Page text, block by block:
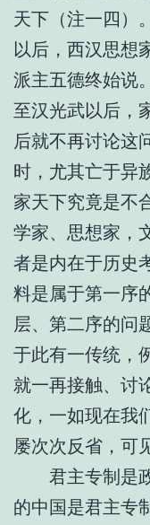
天下（注一四）
以后，西汉思想
派主五德终始说
至汉光武以后，
后就不再讨论这
时，尤其亡于异
家天下究竟是不
学家、思想家，
者是内在于历史
料是属于第一序
层、第二序的问
于此有一传统，
就一再接触、讨
化，一如现在我
屡次次反省，可
君主专制是政
的中国是君主专